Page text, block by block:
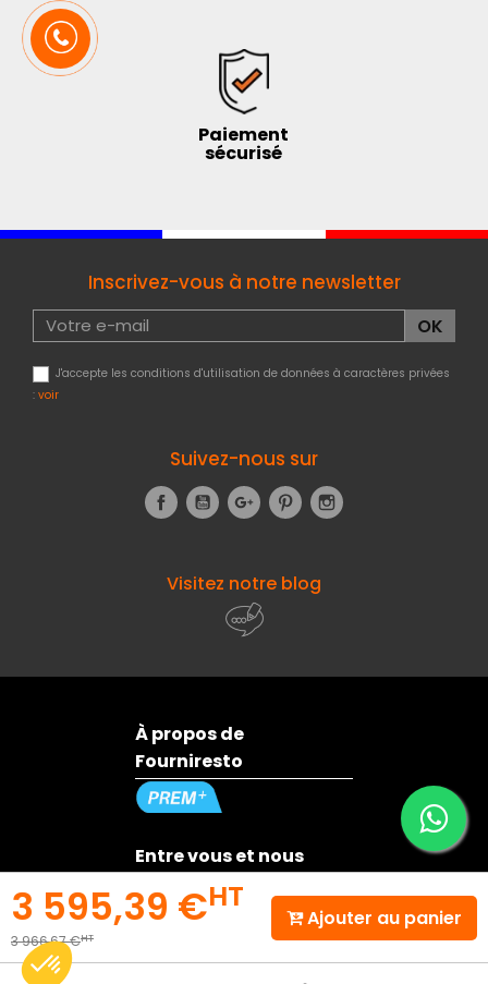
3 595,39 €HT
3 966,67 €HT
Ajouter au panier
Paiement
sécurisé
Inscrivez-vous à notre newsletter
J'accepte les conditions d'utilisation de données à caractères privées
: voir
Suivez-nous sur
FacebookYouTubeGoogle+Pinterest
Visitez notre blog
À propos de
Fourniresto
Entre vous et nous
Besoin d'aide ?